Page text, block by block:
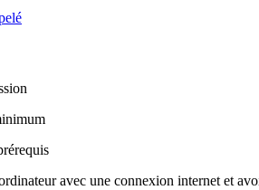
avec une connexion internet et